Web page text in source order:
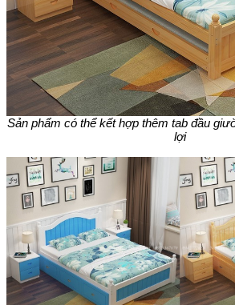
Sản phẩm có thể kết hợp thêm tab đầu
lợi